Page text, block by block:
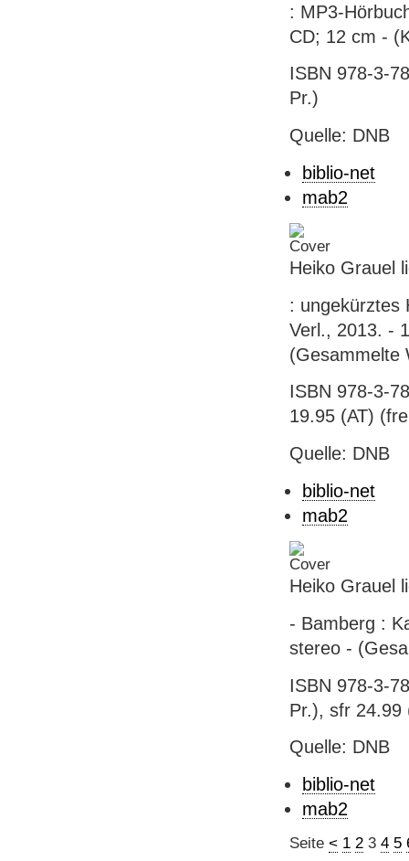
: MP3-
CD; 12 cm -
ISBN 978-3-
Pr.)
Quelle: DNB
biblio-net
mab2
Heiko Grauel
: ungekürztes
Verl., 2013. -
(Gesammelte
ISBN 978-3-
19.95 (AT)
Quelle: DNB
biblio-net
mab2
Heiko Grauel
- Bamberg :
stereo -
ISBN 978-3-
Pr.), sfr 24.99
Quelle: DNB
biblio-net
mab2
Seite < 1 2 3 4 5